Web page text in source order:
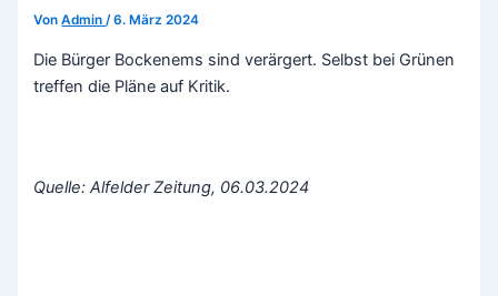
VonAdmin/6. März 2024
Die Bürger Bockenems sind verärgert. Selbst bei Grünen
treffen die Pläne auf Kritik.
Quelle: Alfelder Zeitung, 06.03.2024